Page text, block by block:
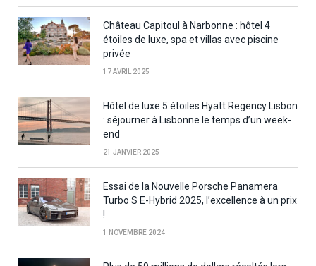
Château Capitoul à Narbonne : hôtel 4
étoiles de luxe, spa et villas avec piscine
privée
17 AVRIL 2025
Hôtel de luxe 5 étoiles Hyatt Regency Lisbon
: séjourner à Lisbonne le temps d’un week-
end
21 JANVIER 2025
Essai de la Nouvelle Porsche Panamera
Turbo S E-Hybrid 2025, l’excellence à un prix
!
1 NOVEMBRE 2024